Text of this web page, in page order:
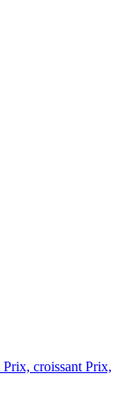
Prix, croissant Prix,